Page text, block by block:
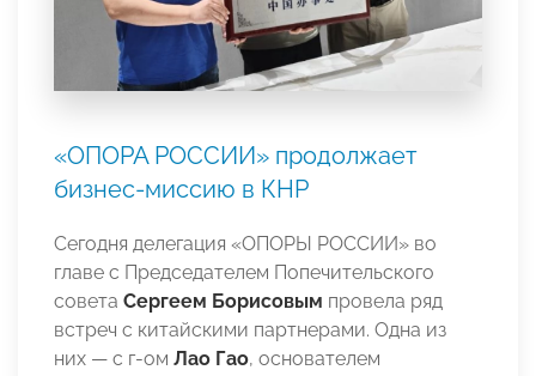
«ОПОРА РОССИИ» продолжает
бизнес-миссию в КНР
Сегодня делегация «ОПОРЫ РОССИИ» во
главе с Председателем Попечительского
совета Сергеем Борисовым провела ряд
встреч с китайскими партнерами. Одна из
них — c г-ом Лао Гао, основателем